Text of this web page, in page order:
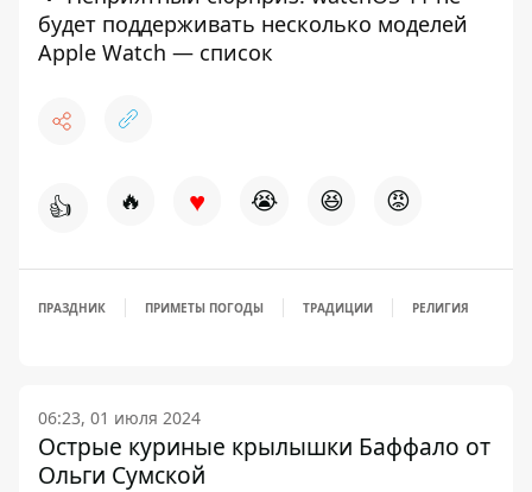
будет поддерживать несколько моделей
Apple Watch — список
👍 🔥 ♥ 😭 😆 😡
ПРАЗДНИК ПРИМЕТЫ ПОГОДЫ ТРАДИЦИИ РЕЛИГИЯ
06:23, 01 июля 2024
Острые куриные крылышки Баффало от
Ольги Сумской